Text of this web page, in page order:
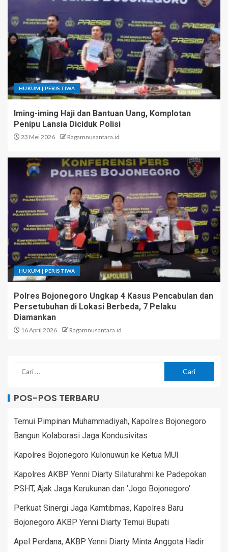
HUKUM | PERISTIWA
Iming-iming Haji dan Bantuan Uang, Komplotan
Penipu Lansia Diciduk Polisi
23 Mei 2026 Ragamnusantara.id
HUKUM | PERISTIWA
Polres Bojonegoro Ungkap 4 Kasus Pencabulan dan
Persetubuhan di Lokasi Berbeda, 7 Pelaku
Diamankan
16 April 2026 Ragamnusantara.id
POS-POS TERBARU
Temui Pimpinan Muhammadiyah, Kapolres Bojonegoro
Bangun Kolaborasi Jaga Kondusivitas
Kapolres Bojonegoro Kulonuwun ke Ketua MUI
Kapolres AKBP Yenni Diarty Silaturahmi ke Padepokan
PSHT, Ajak Jaga Kerukunan dan ‘Jogo Bojonegoro’
Perkuat Sinergi Jaga Kamtibmas, Kapolres Baru
Bojonegoro AKBP Yenni Diarty Temui Bupati
Apel Perdana, AKBP Yenni Diarty Minta Anggota Hadir